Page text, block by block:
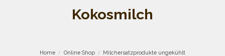
Kokosmilch
Home Online Shop
Milchersatzprodukte ungekühlt